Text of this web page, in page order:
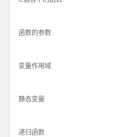
函数的参数
变量作用域
静态变量
递归函数